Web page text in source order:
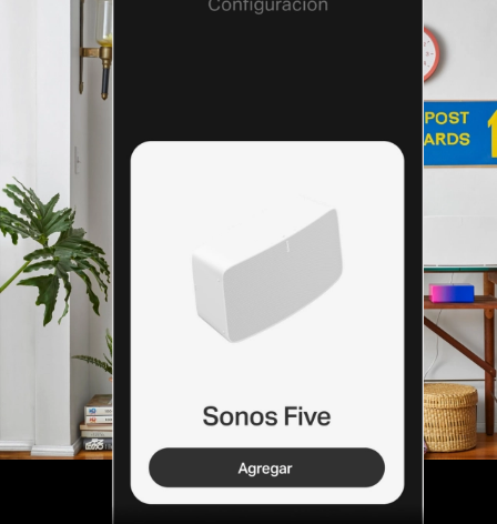
Configuración rápida y
sencilla
Solo conecta, pulsa y reproduce. La app Sonos te
producto.